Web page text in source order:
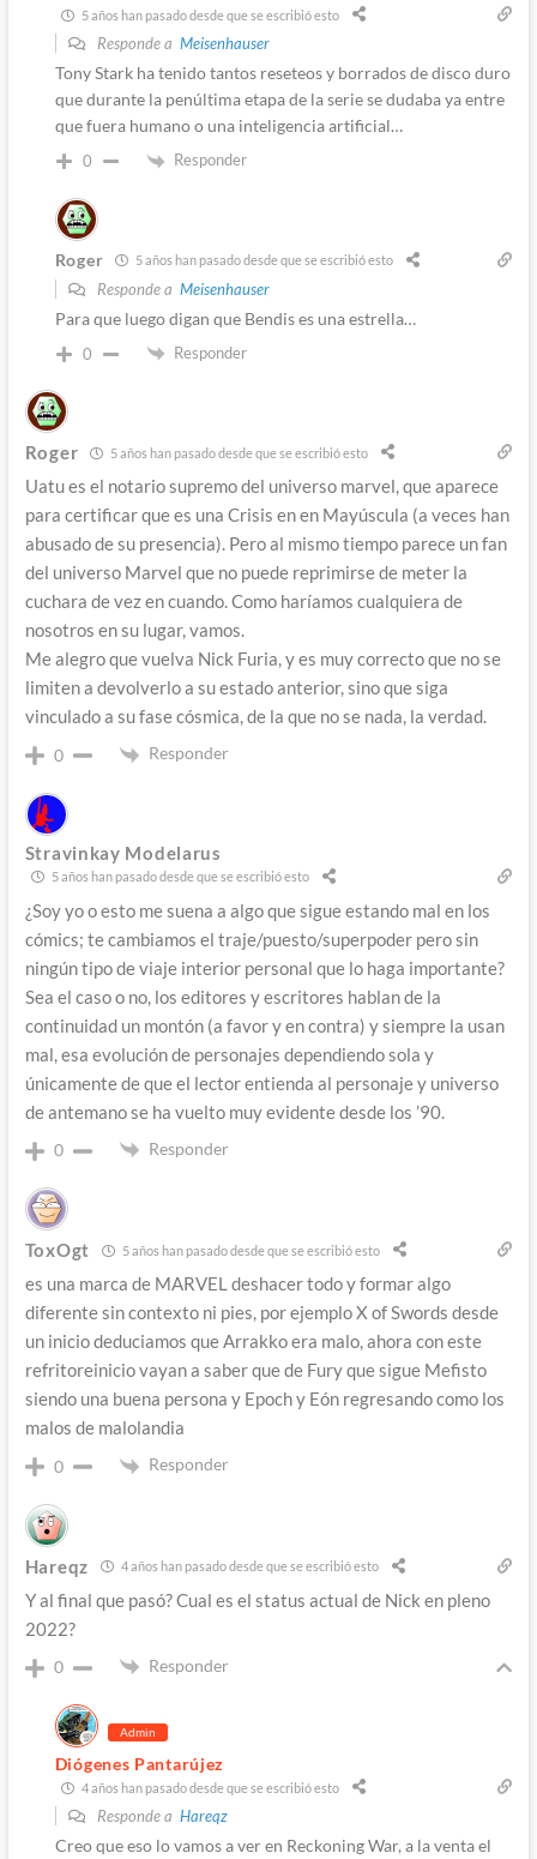
5 años han pasado desde que se escribió esto
Responde a Meisenhauser
Tony Stark ha tenido tantos reseteos y borrados de disco duro
que durante la penúltima etapa de la serie se dudaba ya entre
que fuera humano o una inteligencia artificial…
0 Responder
Roger 5 años han pasado desde que se escribió esto
Responde a Meisenhauser
Para que luego digan que Bendis es una estrella…
0 Responder
Roger 5 años han pasado desde que se escribió esto
Uatu es el notario supremo del universo marvel, que aparece
para certificar que es una Crisis en en Mayúscula (a veces han
abusado de su presencia). Pero al mismo tiempo parece un fan
del universo Marvel que no puede reprimirse de meter la
cuchara de vez en cuando. Como haríamos cualquiera de
nosotros en su lugar, vamos.
Me alegro que vuelva Nick Furia, y es muy correcto que no se
limiten a devolverlo a su estado anterior, sino que siga
vinculado a su fase cósmica, de la que no se nada, la verdad.
0 Responder
Stravinkay Modelarus
5 años han pasado desde que se escribió esto
¿Soy yo o esto me suena a algo que sigue estando mal en los
cómics; te cambiamos el traje/puesto/superpoder pero sin
ningún tipo de viaje interior personal que lo haga importante?
Sea el caso o no, los editores y escritores hablan de la
continuidad un montón (a favor y en contra) y siempre la usan
mal, esa evolución de personajes dependiendo sola y
únicamente de que el lector entienda al personaje y universo
de antemano se ha vuelto muy evidente desde los ’90.
0 Responder
ToxOgt 5 años han pasado desde que se escribió esto
es una marca de MARVEL deshacer todo y formar algo
diferente sin contexto ni pies, por ejemplo X of Swords desde
un inicio deduciamos que Arrakko era malo, ahora con este
refritoreinicio vayan a saber que de Fury que sigue Mefisto
siendo una buena persona y Epoch y Eón regresando como los
malos de malolandia
0 Responder
Hareqz 4 años han pasado desde que se escribió esto
Y al final que pasó? Cual es el status actual de Nick en pleno
2022?
0 Responder
Admin
Diógenes Pantarújez
4 años han pasado desde que se escribió esto
Responde a Hareqz
Creo que eso lo vamos a ver en Reckoning War, a la venta el